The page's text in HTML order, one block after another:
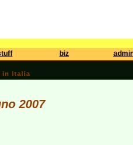
biz
in Italia
2007